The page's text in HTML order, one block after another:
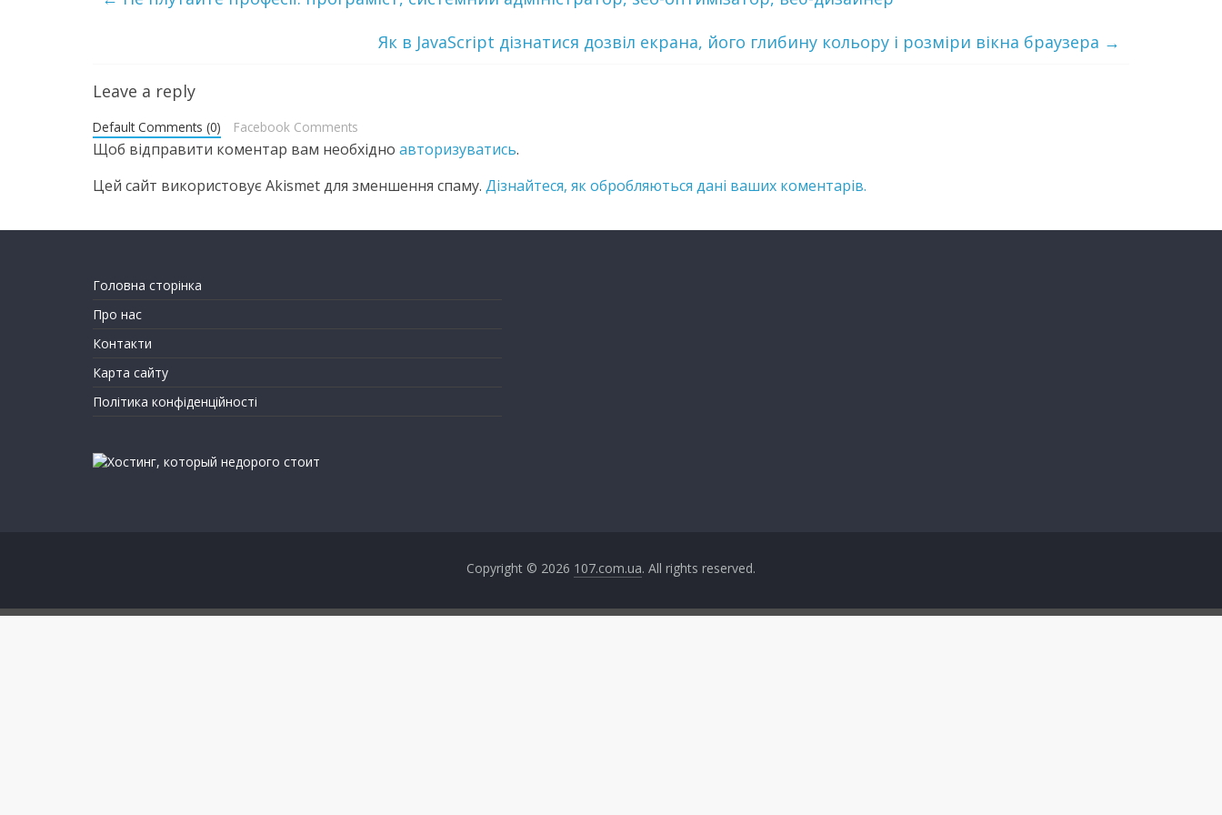
Як в JavaScript дізнатися дозвіл екрана, його глибину кольору і розміри вікна браузера →
Leave a reply
Default Comments (0) Facebook Comments
Щоб відправити коментар вам необхідно авторизуватись.
Цей сайт використовує Akismet для зменшення спаму. Дізнайтеся, як обробляються дані ваших коментарів.
Головна сторінка
Про нас
Контакти
Карта сайту
Політика конфіденційності
Copyright © 2026 107.com.ua. All rights reserved.